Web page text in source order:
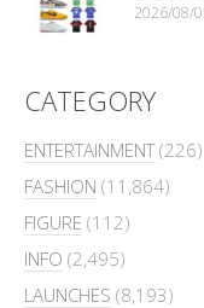
2026/08/
CATEGORY
ENTERTAINMENT(226)
FASHION (11,864)
FIGURE (112)
INFO (2,495)
LAUNCHES (8,193)